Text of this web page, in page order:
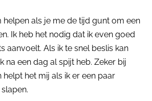
helpen als je me de tijd gunt om een
Ik heb het nodig dat ik even goed
aanvoelt. Als ik te snel beslis kan
na een dag al spijt heb. Zeker bij
het mij als ik er een paar